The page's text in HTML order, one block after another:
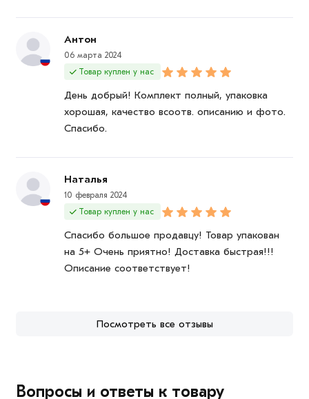
Антон
06 марта 2024
Товар куплен у нас
День добрый! Комплект полный, упаковка
хорошая, качество всоотв. описанию и фото.
Спасибо.
Наталья
10 февраля 2024
Товар куплен у нас
Спасибо большое продавцу! Товар упакован
на 5+ Очень приятно! Доставка быстрая!!!
Описание соответствует!
Посмотреть все отзывы
Вопросы и ответы к товару